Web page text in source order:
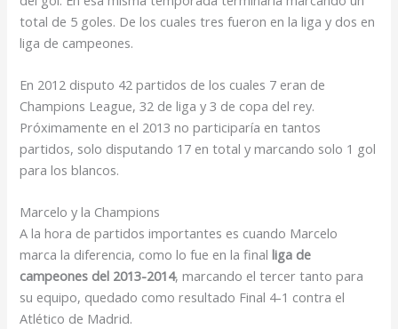
total de 5 goles. De los cuales tres fueron en la liga y dos en
liga de campeones.
En 2012 disputo 42 partidos de los cuales 7 eran de
Champions League, 32 de liga y 3 de copa del rey.
Próximamente en el 2013 no participaría en tantos
partidos, solo disputando 17 en total y marcando solo 1 gol
para los blancos.
Marcelo y la Champions
A la hora de partidos importantes es cuando Marcelo
marca la diferencia, como lo fue en la finalliga de
campeones del 2013-2014, marcando el tercer tanto para
su equipo, quedado como resultado Final 4-1 contra el
Atlético de Madrid.